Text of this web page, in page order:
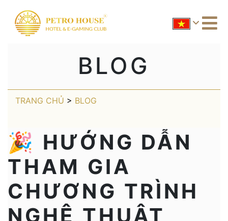
BLOG
TRANG CHỦ > BLOG
🎉 HƯỚNG DẪN
THAM GIA
CHƯƠNG TRÌNH
NGHỆ THUẬT